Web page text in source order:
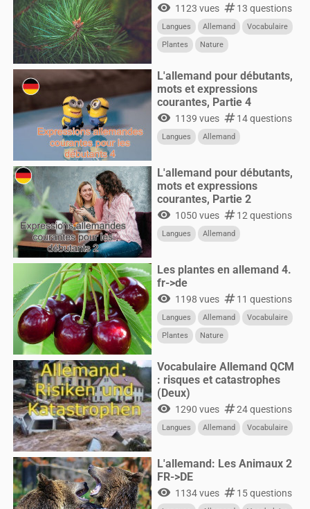
visibility 1123 vues numbers13 questions
Langues Allemand
Vocabulaire
Plantes
Nature
L'allemand pour débutants,
mots et expressions
courantes, Partie 4
visibility 1139 vues numbers14 questions
Langues Allemand
L'allemand pour débutants,
mots et expressions
courantes, Partie 2
visibility 1050 vues numbers12 questions
Langues Allemand
Les plantes en allemand 4.
fr->de
visibility 1198 vues numbers11 questions
Langues Allemand
Vocabulaire
Plantes
Nature
Vocabulaire Allemand QCM
: risques et catastrophes
(Deux)
visibility 1290 vues numbers24 questions
Langues Allemand Vocabulaire
L'allemand: Les Animaux 2
FR->DE
visibility 1134 vues numbers15 questions